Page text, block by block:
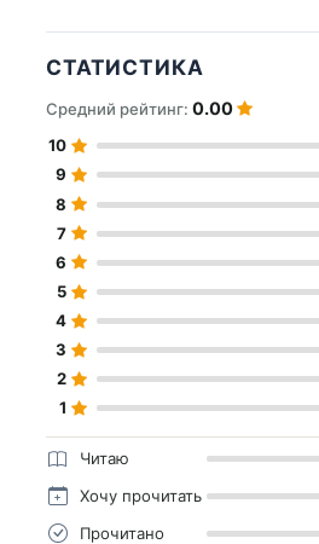
СТАТИСТИКА
Средний рейтинг: 0.00
10
9
8
7
6
5
4
3
2
1
Читаю
Хочу прочитать
Прочитано